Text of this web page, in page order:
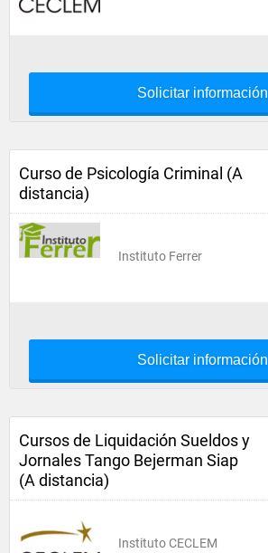
Solicitar información
Curso de Psicología Criminal (A
distancia)
Instituto Ferrer
Solicitar información
Cursos de Liquidación Sueldos y
Jornales Tango Bejerman Siap
(A distancia)
Instituto CECLEM